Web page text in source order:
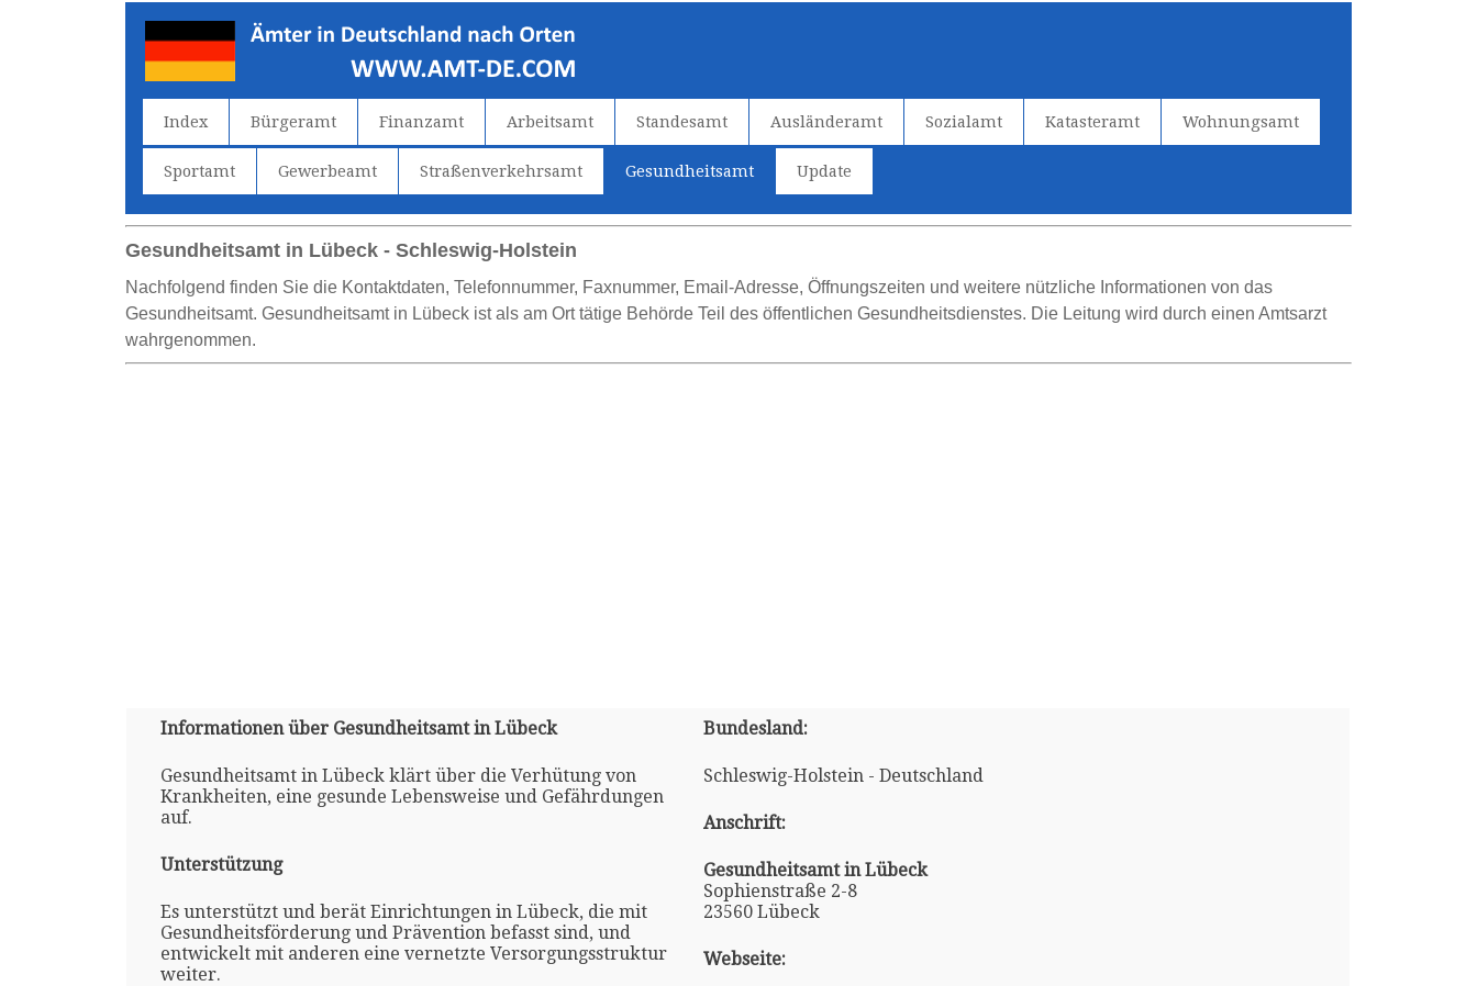
Index Bürgeramt Finanzamt Arbeitsamt Standesamt Ausländeramt Sozialamt Katasteramt Wohnungsamt
Sportamt Gewerbeamt Straßenverkehrsamt Gesundheitsamt Update
Gesundheitsamt in Lübeck - Schleswig-Holstein
Nachfolgend finden Sie die Kontaktdaten, Telefonnummer, Faxnummer, Email-Adresse, Öffnungszeiten und weitere nützliche Informationen von das
Gesundheitsamt. Gesundheitsamt in Lübeck ist als am Ort tätige Behörde Teil des öffentlichen Gesundheitsdienstes. Die Leitung wird durch einen Amtsarzt
wahrgenommen.
Informationen über Gesundheitsamt in Lübeck
Gesundheitsamt in Lübeck klärt über die Verhütung von
Krankheiten, eine gesunde Lebensweise und Gefährdungen
auf.
Unterstützung
Es unterstützt und berät Einrichtungen in Lübeck, die mit
Gesundheitsförderung und Prävention befasst sind, und
entwickelt mit anderen eine vernetzte Versorgungsstruktur
weiter.
Bundesland:
Schleswig-Holstein - Deutschland
Anschrift:
Gesundheitsamt in Lübeck
Sophienstraße 2-8
23560 Lübeck
Webseite: